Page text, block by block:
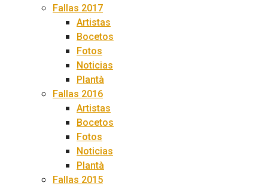
Fallas 2017
Artistas
Bocetos
Fotos
Noticias
Plantà
Fallas 2016
Artistas
Bocetos
Fotos
Noticias
Plantà
Fallas 2015